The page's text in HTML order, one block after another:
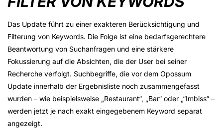
Das Update führt zu einer exakteren Berücksichtigung und
Filterung von Keywords. Die Folge ist eine bedarfsgerechtere
Beantwortung von Suchanfragen und eine stärkere
Fokussierung auf die Absichten, die der User bei seiner
Recherche verfolgt. Suchbegriffe, die vor dem Opossum
Update innerhalb der Ergebnisliste noch zusammengefasst
wurden – wie beispielsweise „Restaurant“, „Bar“ oder „“Imbiss“ –
werden jetzt je nach exakt eingegebenem Keyword separat
angezeigt.